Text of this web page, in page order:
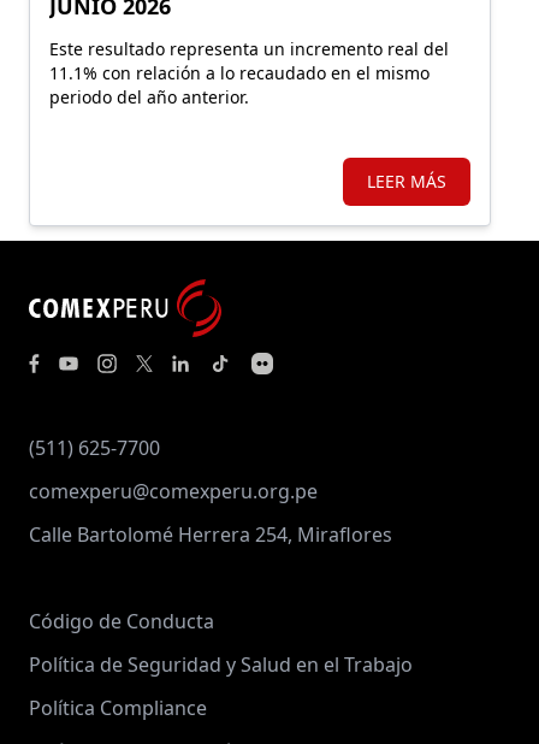
JUNIO 2026
Este resultado representa un incremento real del
11.1% con relación a lo recaudado en el mismo
periodo del año anterior.
LEER MÁS
(511) 625-7700
comexperu@comexperu.org.pe
Calle Bartolomé Herrera 254, Miraflores
Código de Conducta
Política de Seguridad y Salud en el Trabajo
Política Compliance